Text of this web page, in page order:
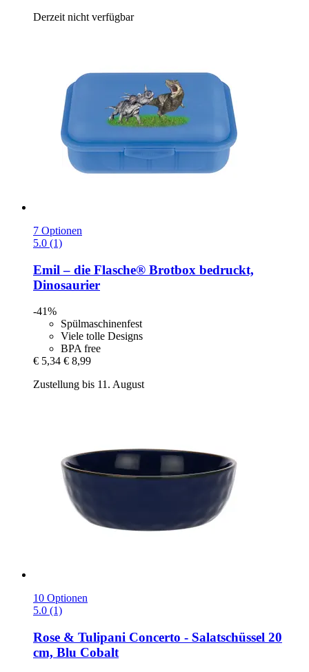
Derzeit nicht verfügbar
7 Optionen
5.0 (1)
Emil – die Flasche® Brotbox bedruckt,
Dinosaurier
-41%
Spülmaschinenfest
Viele tolle Designs
BPA free
€ 5,34 € 8,99
Zustellung bis 11. August
10 Optionen
5.0 (1)
Rose & Tulipani Concerto -​ Salatschüssel 20
cm, Blu Cobalt